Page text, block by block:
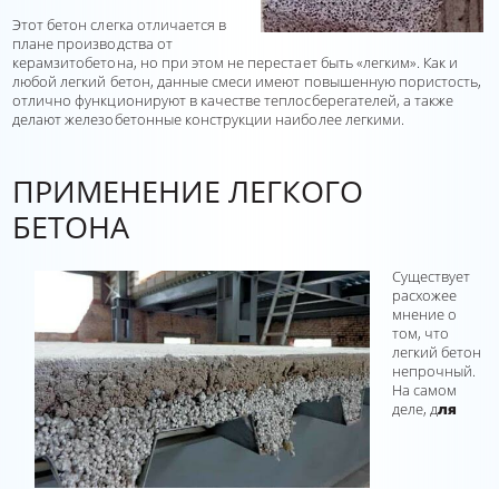
Этот бетон слегка отличается в
плане производства от
керамзитобетона, но при этом не перестает быть «легким». Как и
любой легкий бетон, данные смеси имеют повышенную пористость,
отлично функционируют в качестве теплосберегателей, а также
делают железобетонные конструкции наиболее легкими.
ПРИМЕНЕНИЕ ЛЕГКОГО
БЕТОНА
Существует
расхожее
мнение о
том, что
легкий бетон
непрочный.
На самом
деле, для